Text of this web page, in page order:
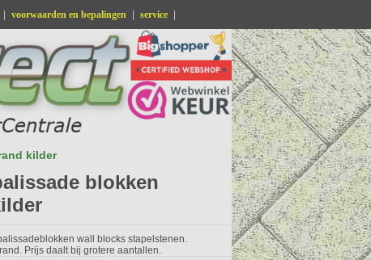
voorwaarden en bepalingen service
kilder
blokken
wall blocks stapelstenen.
Prijs daalt bij grotere aantallen.